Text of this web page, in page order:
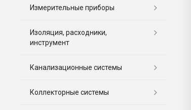
Измерительные приборы
Изоляция, расходники,
инструмент
Канализационные системы
Коллекторные системы